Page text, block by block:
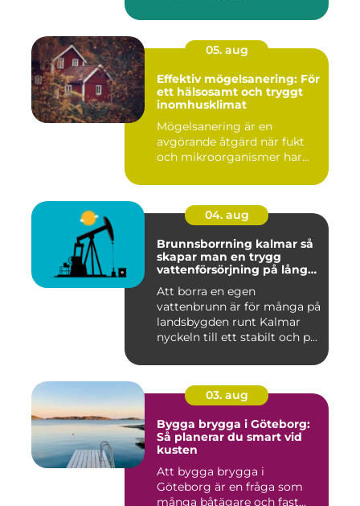
05. aug
Effektiv mögelsanering: För
ett hälsosamt och tryggt
inomhusklimat
Mögelsanering är en
avgörande åtgärd när fukt
och mikroorganismer har...
04. aug
Brunnsborrning kalmar så
skapar man en trygg
vattenförsörjning på lång
Att borra en egen
vattenbrunn är för många på
landsbygden runt Kalmar
nyckeln till ett stabilt och p...
03. aug
Bygga brygga i Göteborg:
Så planerar du smart vid
kusten
Att bygga brygga i
Göteborg är en fråga som
många båtägare och fast...